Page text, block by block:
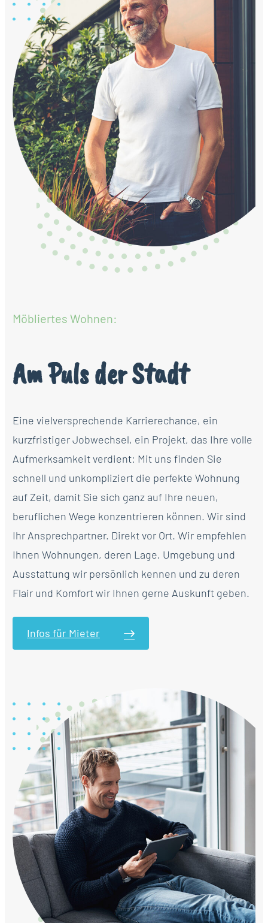
Am Puls der Stadt
Möbliertes Wohnen:
Eine vielversprechende Karrierechance, ein
kurzfristiger Jobwechsel, ein Projekt, das Ihre volle
Aufmerksamkeit verdient: Mit uns finden Sie
schnell und unkompliziert die perfekte Wohnung
auf Zeit, damit Sie sich ganz auf Ihre neuen,
beruflichen Wege konzentrieren können. Wir sind
Ihr Ansprechpartner. Direkt vor Ort. Wir empfehlen
Ihnen Wohnungen, deren Lage, Umgebung und
Ausstattung wir persönlich kennen und zu deren
Flair und Komfort wir Ihnen gerne Auskunft geben.
Infos für Mieter